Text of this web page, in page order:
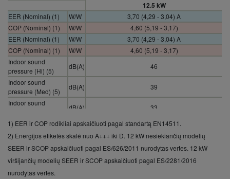
12.5 kW
EER (Nominal) (1) W/W
3,70 (4,29 - 3,04) A
COP (Nominal) (1)
W/W
4,60 (5,19 - 3,17)
EER (Nominal) (1)
W/W
3,70 (4,29 - 3,04) A
COP (Nominal) (1)
W/W
4,60 (5,19 - 3,17)
Indoor sound
pressure (Hi) (5)
dB(A)
46
Indoor sound
pressure (Med) (5)
dB(A)
39
Indoor sound
dB(A)
33
Outdoor
recommended fuse
A
30
indoor / outdoor
mm²
6,0
Refrigerant (R410A)
/ CO2 Eq.
1) EER ir COP rodikliai apskaičiuoti pagal standartą EN14511.
2) Energijos etiketės skalė nuo A+++ iki D. 12 kW nesiekiančių modelių
SEER ir SCOP apskaičiuoti pagal ES/626/2011 nurodytas vertes. 12 kW
viršijančių modelių SEER ir SCOP apskaičiuoti pagal ES/2281/2016
nurodytas vertes.